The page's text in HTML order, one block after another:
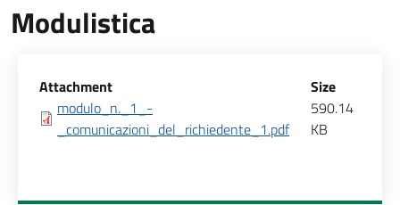
Modulistica
Allegati
Attachment
Size
modulo_n._1_-
_comunicazioni_del_richiedente_1.pdf
590.14
KB